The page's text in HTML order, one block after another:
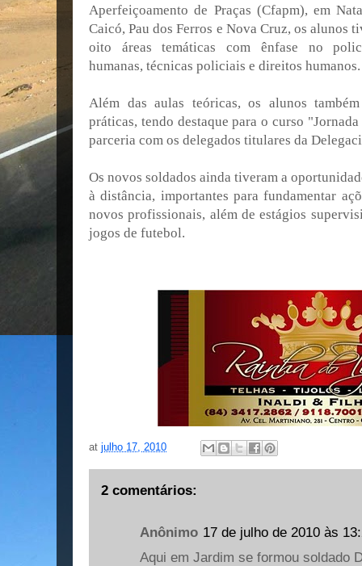
Aperfeiçoamento de Praças (Cfapm), em
Caicó, Pau dos Ferros e Nova Cruz, os alunos
oito áreas temáticas com ênfase no
humanas, técnicas policiais e direitos humanos.
Além das aulas teóricas, os alunos
práticas, tendo destaque para o curso
parceria com os delegados titulares da
Os novos soldados ainda tiveram a
à distância, importantes para fundamentar
novos profissionais, além de estágios
jogos de futebol.
at julho 17, 2010
2 comentários:
Anônimo 17 de julho de 2010 às
Aqui em Jardim se formou soldado